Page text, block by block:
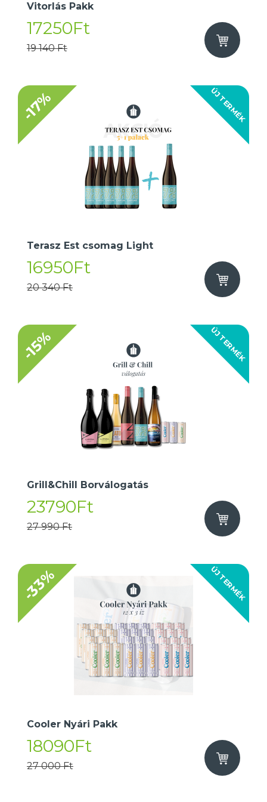
Vitorlás Pakk
17250Ft
19 140 Ft
ÚJ TERMÉK
-17%
Terasz Est csomag Light
16950Ft
20 340 Ft
ÚJ TERMÉK
-15%
Grill&Chill Borválogatás
23790Ft
27 990 Ft
ÚJ TERMÉK
-33%
Cooler Nyári Pakk
18090Ft
27 000 Ft